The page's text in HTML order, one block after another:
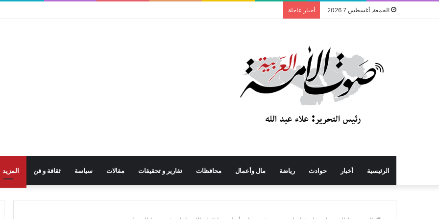
الجمعة, أغسطس 7 2026 أخبار عاجلة
الرئيسية أخبار حوادث رياضة مال وأعمال محافظات تقارير و تحقيقات مقالات سياسة ثقافة و فن المزيد